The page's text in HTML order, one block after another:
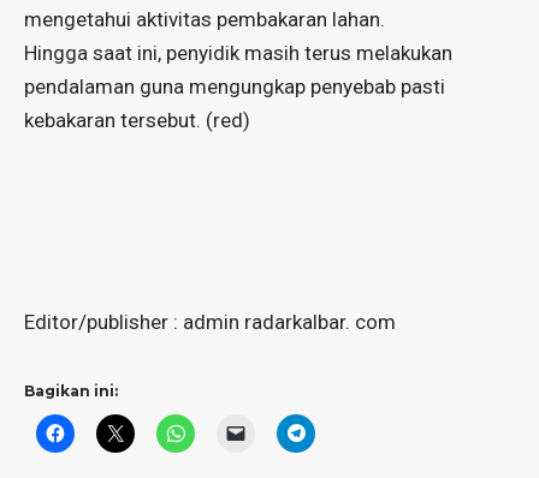
mengetahui aktivitas pembakaran lahan.
Hingga saat ini, penyidik masih terus melakukan
pendalaman guna mengungkap penyebab pasti
kebakaran tersebut. (red)
Editor/publisher : admin radarkalbar. com
Bagikan ini: